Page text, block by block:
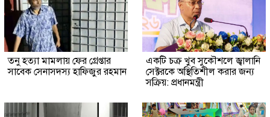
তনু হত্যা মামলায় ফের গ্রেপ্তার
সাবেক সেনাসদস্য হাফিজুর রহমান
একটি চক্র খুব সুকৌশলে জ্বালানি
সেক্টরকে অস্থিতিশীল করার জন্য
সক্রিয়: প্রধানমন্ত্রী